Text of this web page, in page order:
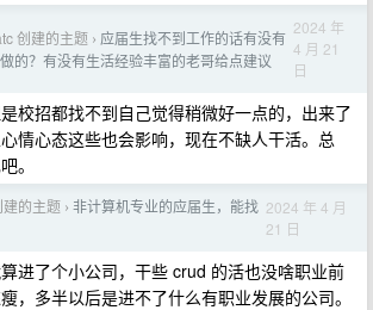
创建的主题 › 应届生找不到工作的话有没有
的？有没有生活经验丰富的老哥给点建议
2024 年
4 月 21
日
校招都找不到自己觉得稍微好一点的，出来了
情心态这些也会影响，现在不缺人干活。总
。
的主题 › 非计算机专业的应届生，能找 2024 年 4 月
21 日
进了个小公司，干些 crud 的活也没啥职业前
，多半以后是进不了什么有职业发展的公司。